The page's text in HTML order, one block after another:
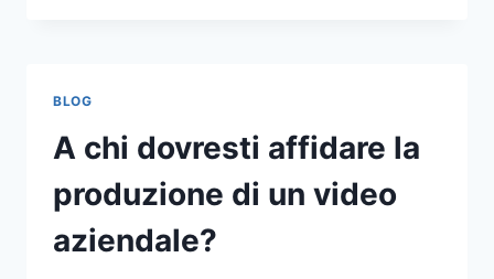
NELLE
SCOMMESSE
SPORTIVE
ONLINE
BLOG
A chi dovresti affidare la
produzione di un video
aziendale?